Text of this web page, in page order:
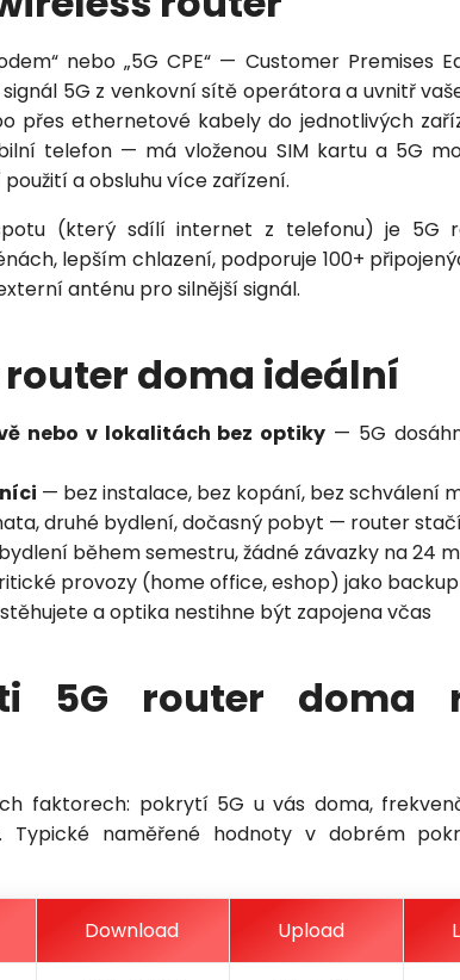
nebo „5G CPE“ — Customer Premises
5G z venkovní sítě operátora a uvnitř
přes ethernetové kabely do jednotlivých
telefon — má vloženou SIM kartu a 5G
a obsluhu více zařízení.
(který sdílí internet z telefonu) je 5G
lepším chlazení, podporuje 100+
anténu pro silnější signál.
router doma ideální
nebo v lokalitách bez optiky — 5G
— bez instalace, bez kopání, bez schválení
druhé bydlení, dočasný pobyt — router
během semestru, žádné závazky na 24
provozy (home office, eshop) jako
a optika nestihne být zapojena včas
5G router doma
faktorech: pokrytí 5G u vás doma,
naměřené hodnoty v dobrém
Download Upload
poptávka
Vaše telefonní číslo. Náš specialista Vás
v nejbližší možné době kontaktovat.